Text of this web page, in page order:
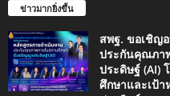
ข่าวมากยิ่งขึ้น
สพฐ. ขอเชิญ
ประกันคุณภา
ประดิษฐ์ (AI)
ศึกษาและเป้